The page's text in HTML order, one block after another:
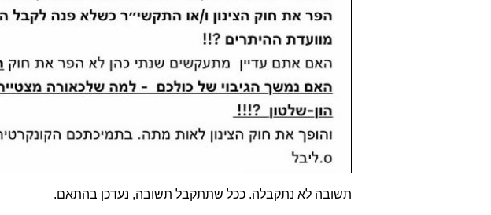
תשובה לא נתקבלה. ככל שתתקבל תשובה, נעדכן בהתאם.